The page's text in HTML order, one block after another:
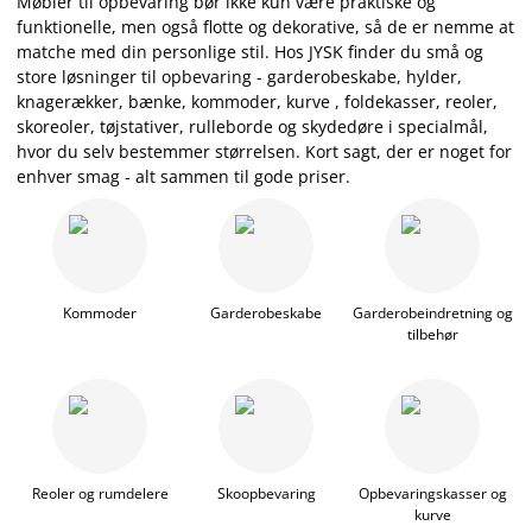
funktionelle, men også flotte og dekorative, så de er nemme at
matche med din personlige stil. Hos JYSK finder du små og
store løsninger til opbevaring - garderobeskabe, hylder,
knagerækker, bænke, kommoder, kurve , foldekasser, reoler,
skoreoler, tøjstativer, rulleborde og skydedøre i specialmål,
hvor du selv bestemmer størrelsen. Kort sagt, der er noget for
enhver smag - alt sammen til gode priser.
Kommoder Garderobeskabe
Garderobeindretning og
tilbehør
Reoler og rumdelere Skoopbevaring
Opbevaringskasser og
kurve